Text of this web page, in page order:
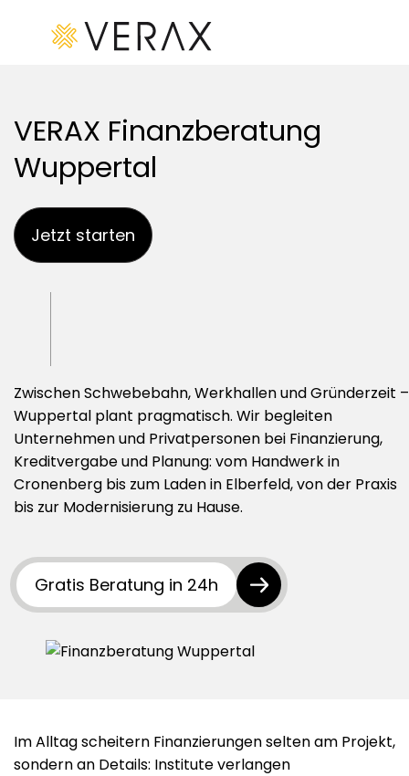
VERAX Finanzberatung
Wuppertal
Jetzt starten
Zwischen Schwebebahn, Werkhallen und Gründerzeit –
Wuppertal plant pragmatisch. Wir begleiten
Unternehmen und Privatpersonen bei Finanzierung,
Kreditvergabe und Planung: vom Handwerk in
Cronenberg bis zum Laden in Elberfeld, von der Praxis
bis zur Modernisierung zu Hause.
Gratis Beratung in 24h
Im Alltag scheitern Finanzierungen selten am Projekt,
sondern an Details: Institute verlangen
Kredite
Finanzierung
& Leasing
Finanzberatung
Leistungen
Kreditrechner
Kontakt
Impressum
Datenschutzerklärung
AGB